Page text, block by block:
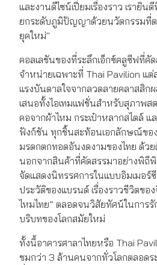
และงานดีไซน์เปี่ยมเรื่องราว เรายิ
ยกระดับภูมิปัญญาด้วยนวัตกรรมที่ต
ยุคใหม่"
คอลเลชันของที่ระลึกเอ็กซ์คลูซีฟที่คั
จำหน่ายเฉพาะที่ Thai Pavilion แต่
แรงบันดาลใจจากลวดลายคลาสสิก
เสนอทั้งไอเทมแฟชั่นสำหรับสุภาพ
คอจากผ้าไหม กระเป๋าหลากสไตล์ แ
ฟังก์ชัน ทุกชิ้นสะท้อนเอกลักษณ์ขอ
มรดกตกทอดอันงดงามของไทย ด้วย
นอกจากสินค้าที่คัดสรรมาอย่างพิถี
จัดแสดงนิทรรศการในแบบอิมเมอร์ซี
ประวัติของแบรนด์ เรื่องราวชีวิตข
ไหมไทย” ตลอดจนวิสัยทัศน์ในการ
บริบทของโลกสมัยใหม่
ทั้งนี้อาคารศาลาไทยหรือ Thai
ชมกว่า 3 ล้านคนจากทั่วโลกตลอดร